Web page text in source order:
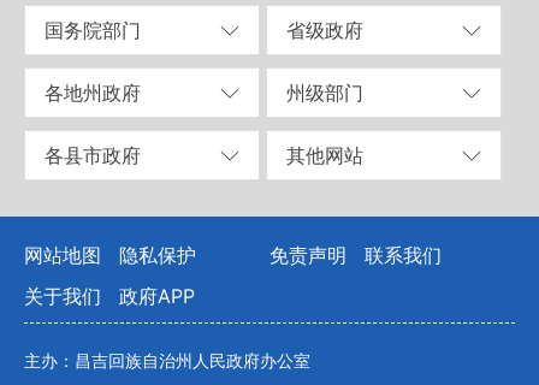
国务院部门 省级政府
各地州政府 州级部门
各县市政府 其他网站
网站地图 隐私保护 免责声明
联系我们
关于我们
政府APP
主办：昌吉回族自治州人民政府办公室